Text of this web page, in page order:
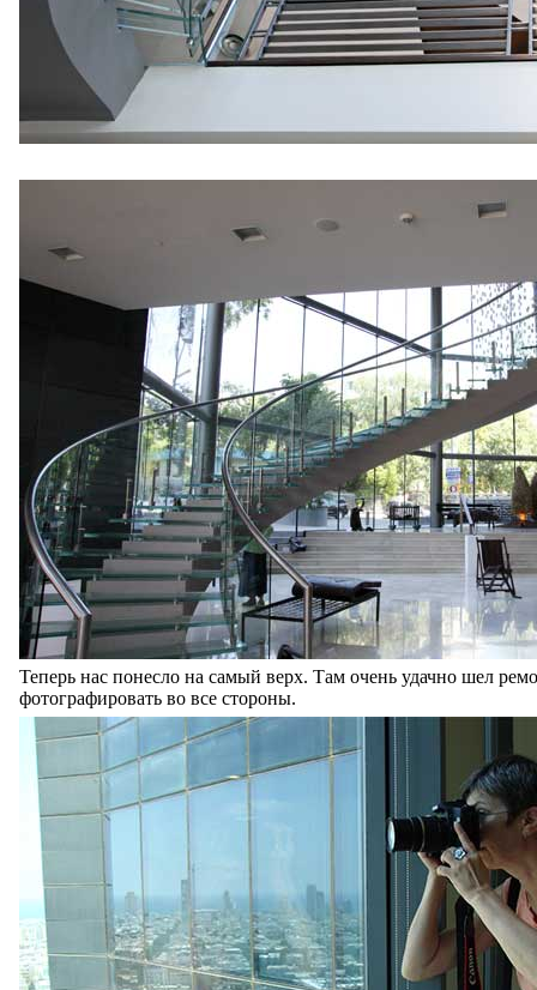
Теперь нас понесло на самый верх. Там очень удачно шел
фотографировать во все стороны.